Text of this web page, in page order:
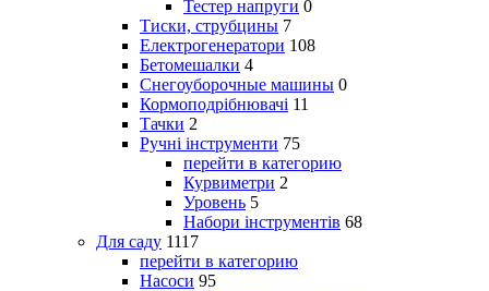
Тестер напруги 0
Тиски, струбцины 7
Електрогенератори 108
Бетомешалки 4
Снегоуборочные машины 0
Кормоподрібнювачі 11
Тачки 2
Ручні інструменти 75
перейти в категорию
Курвиметри 2
Уровень 5
Набори інструментів 68
Для саду 1117
перейти в категорию
Насоси 95